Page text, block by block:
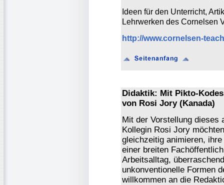
Ideen für den Unterricht,
Lehrwerken des Cornelsen
http://www.cornelsen-
Didaktik: Mit Pikto-
von Rosi Jory (Kanada)
Mit der Vorstellung dieses
Kollegin Rosi Jory
gleichzeitig animieren,
einer breiten
Arbeitsalltag,
unkonventionelle Formen
willkommen an die